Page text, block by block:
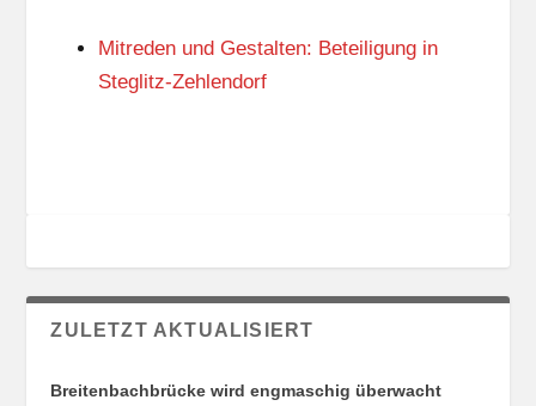
S
O
N
Mitreden und Gestalten: Beteiligung in
Steglitz-Zehlendorf
ZULETZT AKTUALISIERT
Breitenbachbrücke wird engmaschig überwacht